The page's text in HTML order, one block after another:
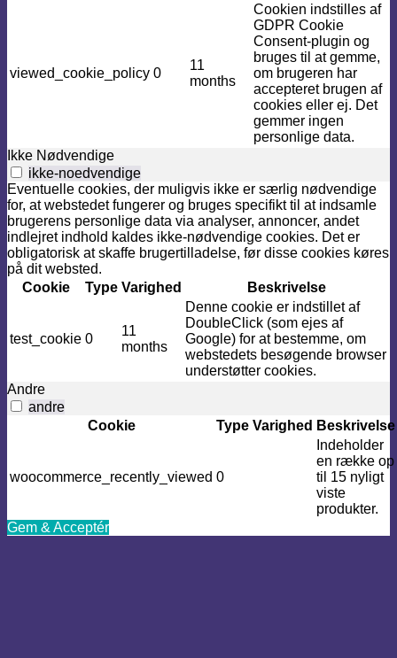
viewed_cookie_policy 0
11
months
Cookien indstilles af
GDPR Cookie
Consent-plugin og
bruges til at gemme,
om brugeren har
accepteret brugen af ​​
cookies eller ej. Det
gemmer ingen
personlige data.
Ikke Nødvendige
ikke-noedvendige
Eventuelle cookies, der muligvis ikke er særlig nødvendige
for, at webstedet fungerer og bruges specifikt til at indsamle
brugerens personlige data via analyser, annoncer, andet
indlejret indhold kaldes ikke-nødvendige cookies. Det er
obligatorisk at skaffe brugertilladelse, før disse cookies køres
på dit websted.
Cookie
Type Varighed Beskrivelse
test_cookie 0
11
months
Denne cookie er indstillet af
DoubleClick (som ejes af
Google) for at bestemme, om
webstedets besøgende browser
understøtter cookies.
Andre
andre
Cookie
Type Varighed Beskrivelse
woocommerce_recently_viewed 0
Indeholder
en række op
til 15 nyligt
viste
produkter.
Gem & Acceptér